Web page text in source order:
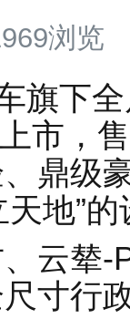
浏览
旗下
市，
鼎级
天地”
云辇-
寸行